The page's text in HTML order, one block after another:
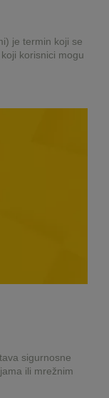
je termin koji se
korisnici mogu
sigurnosne
ili mrežnim